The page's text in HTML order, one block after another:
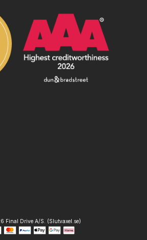
Final Drive A/S. (Slutvaxel.se)